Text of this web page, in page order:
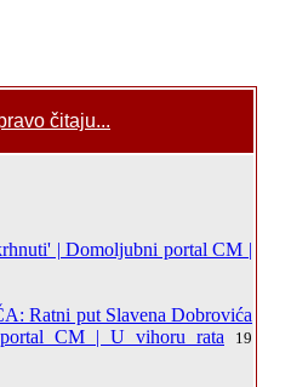
čitaju...
| Domoljubni portal CM |
Ratni put Slavena Dobrovića
CM | U vihoru rata
19